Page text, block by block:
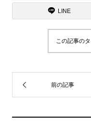
LINE
この記事の